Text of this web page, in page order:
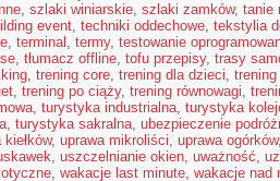
, szlaki winiarskie, szlaki zamków, tanie
event, techniki oddechowe, tekstylia
, terminal , termy, testowanie
, tłumacz offline, tofu przepisy, trasy
, trening core, trening dla dzieci,
, trening po ciąży, trening równowagi,
, turystyka industrialna, turystyka
, turystyka sakralna, ubezpieczenie
kiełków, uprawa mikroliści, uprawa ogórków
, uszczelnianie okien, uważność,
, wakacje last minute, wakacje nad